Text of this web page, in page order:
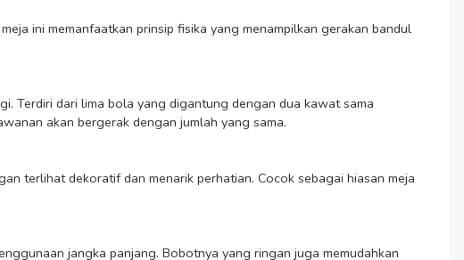
ini memanfaatkan prinsip fisika yang menampilkan gerakan bandul
akan bergerak dengan jumlah yang sama.